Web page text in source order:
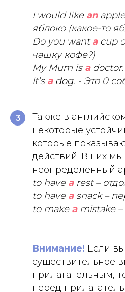
I would like an
яблоко (какое-то
Do you wantacup
чашку кофе?)
My Mum is adoctor.
It’s adog. - Это 0
3
Также в
некоторые
которые
действий. В них
неопределенный
to have arest –
to have asnack –
to make amistake –
Внимание! Если
существительное
прилагательным,
перед